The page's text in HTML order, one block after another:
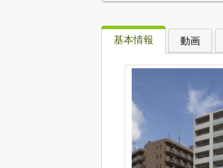
基本情報 動画